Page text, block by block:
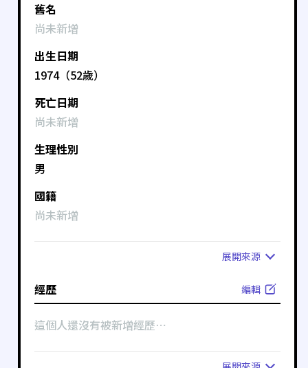
舊名
尚未新增
出生日期
1974（52歲）
死亡日期
尚未新增
生理性別
男
國籍
尚未新增
展開來源
經歷 編輯
這個人還沒有被新增經歷⋯